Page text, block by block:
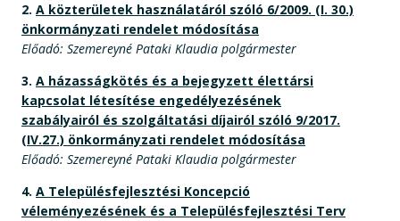
2. A közterületek használatáról szóló 6/2009. (I. 30.)
önkormányzati rendelet módosítása
Előadó: Szemereyné Pataki Klaudia polgármester
3. A házasságkötés és a bejegyzett élettársi
kapcsolat létesítése engedélyezésének
szabályairól és szolgáltatási díjairól szóló 9/2017.
(IV.27.) önkormányzati rendelet módosítása
Előadó: Szemereyné Pataki Klaudia polgármester
4. A Településfejlesztési Koncepció
véleményezésének és a Településfejlesztési Terv